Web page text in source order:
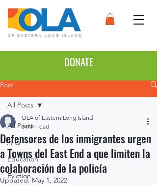
DONATE
Post
All Posts
Arts
Education
Eviction
All Posts
Defensores de los inmigrantes urgen
a Towns del East End a que limiten la
colaboración de la policía
OLA of Eastern Long Island
3 min read
Updated: May 1, 2022